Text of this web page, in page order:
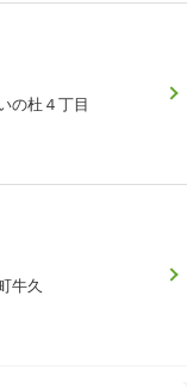
の杜４丁目
牛久